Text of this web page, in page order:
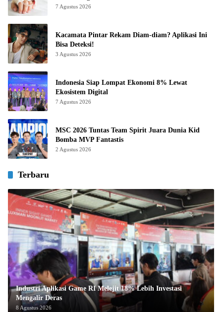
7 Agustus 2026
Kacamata Pintar Rekam Diam-diam? Aplikasi Ini
Bisa Deteksi!
3 Agustus 2026
Indonesia Siap Lompat Ekonomi 8% Lewat
Ekosistem Digital
7 Agustus 2026
MSC 2026 Tuntas Team Spirit Juara Dunia Kid
Bomba MVP Fantastis
2 Agustus 2026
Terbaru
Industri Aplikasi Game RI Melejit 18% Lebih Investasi
Mengalir Deras
8 Agustus 2026